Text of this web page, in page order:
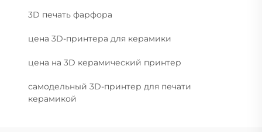
3D печать фарфора
цена 3D-принтера для керамики
цена на 3D керамический принтер
самодельный 3D-принтер для печати
керамикой